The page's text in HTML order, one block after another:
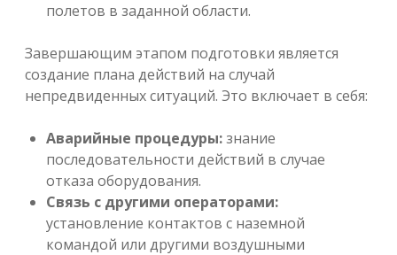
полетов в заданной области.
Завершающим этапом подготовки является
создание плана действий на случай
непредвиденных ситуаций. Это включает в себя:
Аварийные процедуры:знание
последовательности действий в случае
отказа оборудования.
Связь с другими операторами:
установление контактов с наземной
командой или другими воздушными